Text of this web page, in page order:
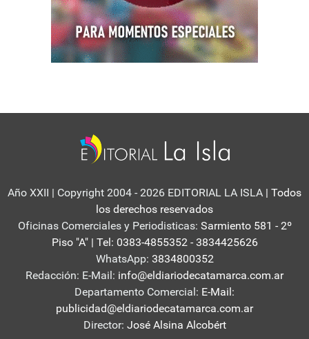
Año XXII | Copyright 2004 - 2026 EDITORIAL LA ISLA | Todos
los derechos reservados
Oficinas Comerciales y Periodisticas: Sarmiento 581 - 2º
Piso "A" | Tel: 0383-4855352 - 3834425626
WhatsApp: 3834800352
Redacción: E-Mail: info@eldiariodecatamarca.com.ar
Departamento Comercial: E-Mail:
publicidad@eldiariodecatamarca.com.ar
Director: José Alsina Alcobért